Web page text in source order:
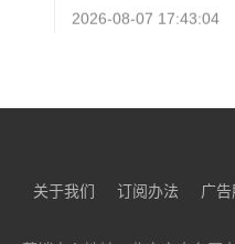
2026-08-07 17:43:04
“法徽闪耀 笔墨生香
关于我们 订阅办法 广告